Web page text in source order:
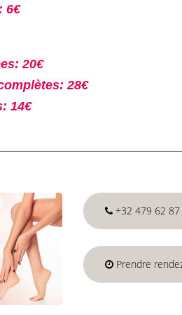
6€
20€
28€
14€
+32 479 62 87
Prendre